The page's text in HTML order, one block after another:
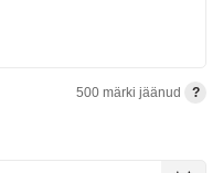
500 märki jäänud ?